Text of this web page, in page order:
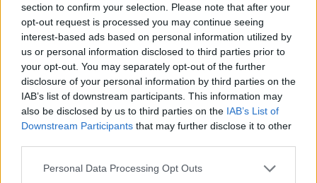
section to confirm your selection. Please note that after your
opt-out request is processed you may continue seeing
interest-based ads based on personal information utilized by
us or personal information disclosed to third parties prior to
your opt-out. You may separately opt-out of the further
disclosure of your personal information by third parties on the
IAB’s list of downstream participants. This information may
also be disclosed by us to third parties on the IAB’s List of
Downstream Participants that may further disclose it to other
Personal Data Processing Opt Outs
OPINIONES DIVERSAS
¿La ciudadanía de Occidente
es consciente del riesgo de
una tercera guerra mundial?
Por
Álvaro Frutos Rosado y Gabinete
Geopolítica de Crisis
Suelta y confía